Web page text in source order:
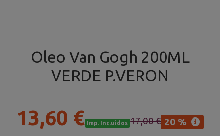
Oleo Van Gogh 200ML
VERDE P.VERON
13,60 € Imp. Incluidos 17,00 € 20 %